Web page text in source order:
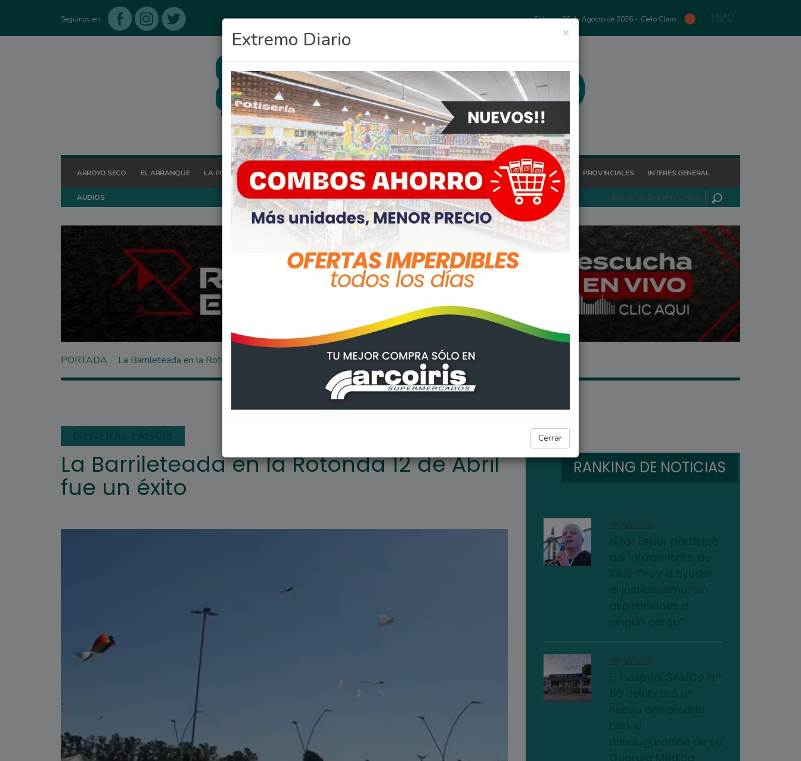
Seguinos en Sábado, 08 de Agosto de 2026 - Cielo Claro 15°C
ARROYO SECO EL ARRANQUE LA POSTA HOY OCIO DEPORTES FIGHIERA GENERAL LAGOS POLICIALES REGIONALES PROVINCIALES INTERÉS GENERAL
AUDIOS
×
Extremo Diario
Cerrar
PORTADA La Barrileteada en la Rotonda 12 de Abril fue un éxito
GENERAL LAGOS
La Barrileteada en la Rotonda 12 de Abril
fue un éxito
RANKING DE NOTICIAS
03/08/2026
03/08/2026